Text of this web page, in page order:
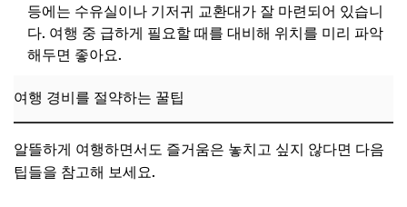
등에는 수유실이나 기저귀 교환대가 잘 마련되어 있습니
다. 여행 중 급하게 필요할 때를 대비해 위치를 미리 파악
해두면 좋아요.
여행 경비를 절약하는 꿀팁
알뜰하게 여행하면서도 즐거움은 놓치고 싶지 않다면 다음
팁들을 참고해 보세요.